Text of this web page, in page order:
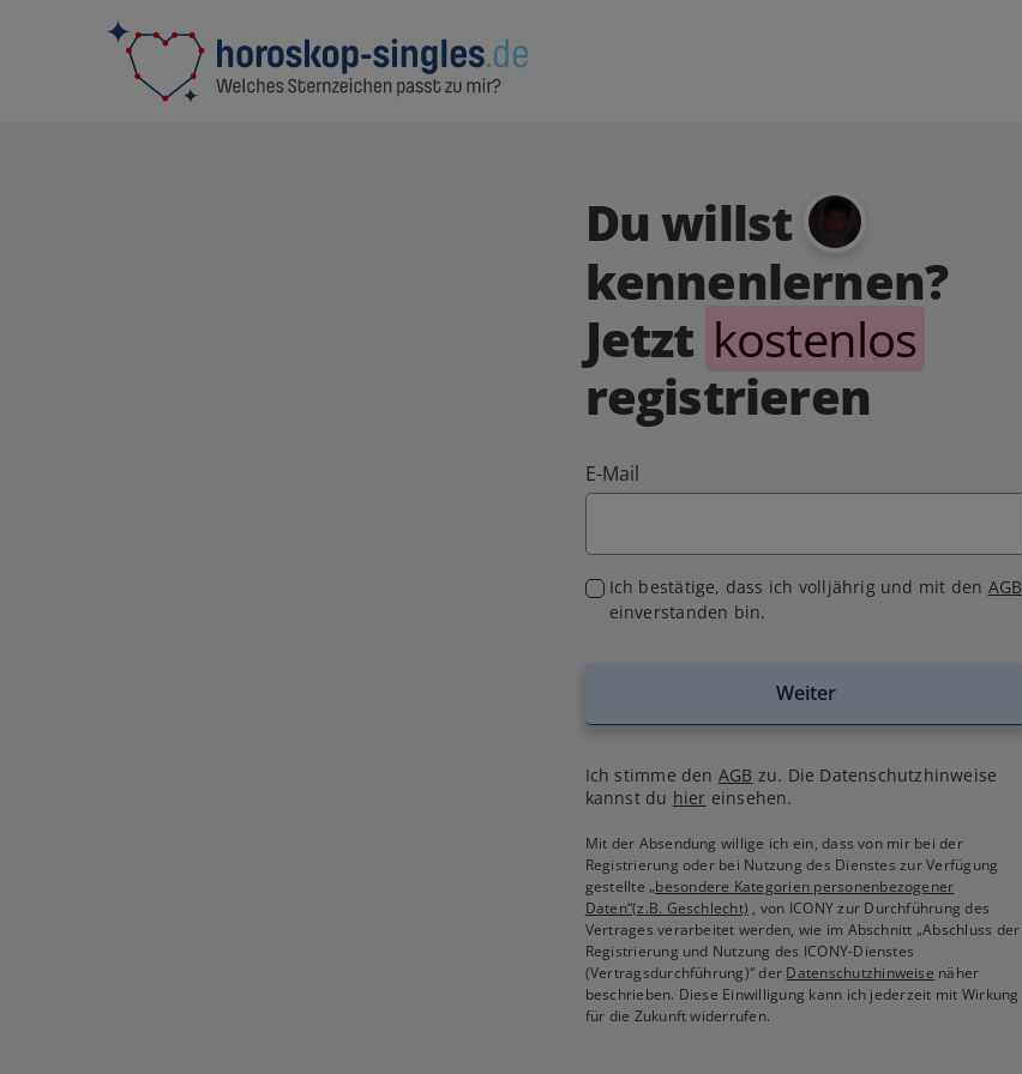
Du willst
kennenlernen?
Jetzt kostenlos
registrieren
E-Mail
Ich bestätige, dass ich volljährig und mit den AGB
einverstanden bin.
Weiter
Ich stimme den AGB zu. Die Datenschutzhinweise
kannst du hier einsehen.
Mit der Absendung willige ich ein, dass von mir bei der
Registrierung oder bei Nutzung des Dienstes zur Verfügung
gestellte„besondere Kategorien personenbezogener
Daten“(z.B. Geschlecht) , von ICONY zur Durchführung des
Vertrages verarbeitet werden, wie im Abschnitt „Abschluss der
Registrierung und Nutzung des ICONY-Dienstes
(Vertragsdurchführung)“ der Datenschutzhinweise näher
beschrieben. Diese Einwilligung kann ich jederzeit mit Wirkung
für die Zukunft widerrufen.